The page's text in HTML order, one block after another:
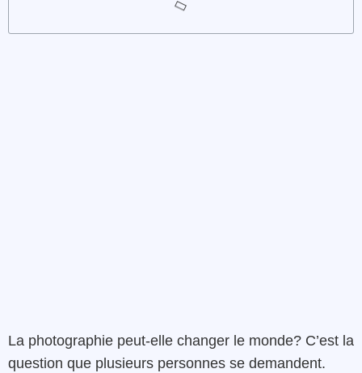
La photographie peut-elle changer le monde? C’est la
question que plusieurs personnes se demandent.